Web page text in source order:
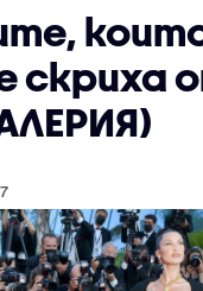
скриха